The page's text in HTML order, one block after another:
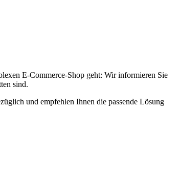
E-Commerce-Shop geht: Wir informieren Sie
sind.
und empfehlen Ihnen die passende Lösung